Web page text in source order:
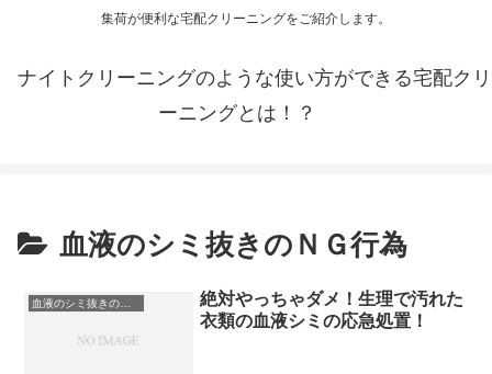
集荷が便利な宅配クリーニングをご紹介します。
ナイトクリーニングのような使い方ができる宅配クリ
ーニングとは！？
血液のシミ抜きのＮＧ行為
血液のシミ抜きのＮＧ行為
絶対やっちゃダメ！生理で汚れた
衣類の血液シミの応急処置！